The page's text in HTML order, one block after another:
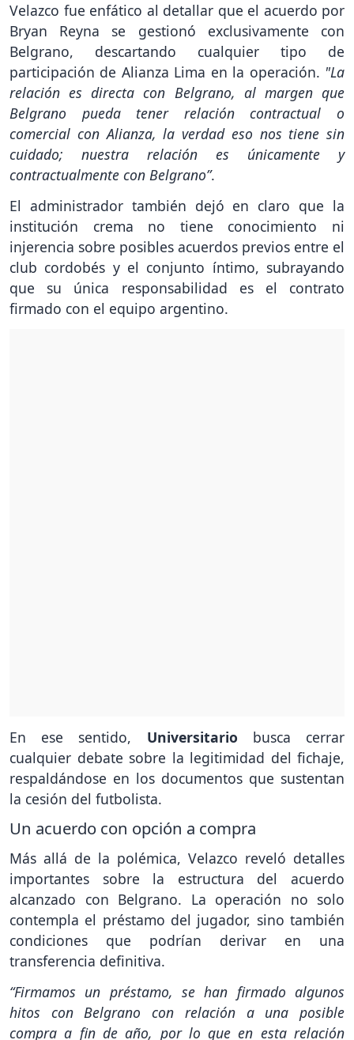
Velazco fue enfático al detallar que el acuerdo por
Bryan Reyna se gestionó exclusivamente con
Belgrano, descartando cualquier tipo de
participación de Alianza Lima en la operación. "La
relación es directa con Belgrano, al margen que
Belgrano pueda tener relación contractual o
comercial con Alianza, la verdad eso nos tiene sin
cuidado; nuestra relación es únicamente y
contractualmente con Belgrano”.
El administrador también dejó en claro que la
institución crema no tiene conocimiento ni
injerencia sobre posibles acuerdos previos entre el
club cordobés y el conjunto íntimo, subrayando
que su única responsabilidad es el contrato
firmado con el equipo argentino.
En ese sentido, Universitario busca cerrar
cualquier debate sobre la legitimidad del fichaje,
respaldándose en los documentos que sustentan
la cesión del futbolista.
Un acuerdo con opción a compra
Más allá de la polémica, Velazco reveló detalles
importantes sobre la estructura del acuerdo
alcanzado con Belgrano. La operación no solo
contempla el préstamo del jugador, sino también
condiciones que podrían derivar en una
transferencia definitiva.
“Firmamos un préstamo, se han firmado algunos
hitos con Belgrano con relación a una posible
compra a fin de año, por lo que en esta relación